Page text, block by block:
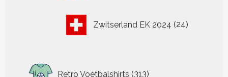
Zwitserland EK 2024 24
producten
Retro Voetbalshirts 313